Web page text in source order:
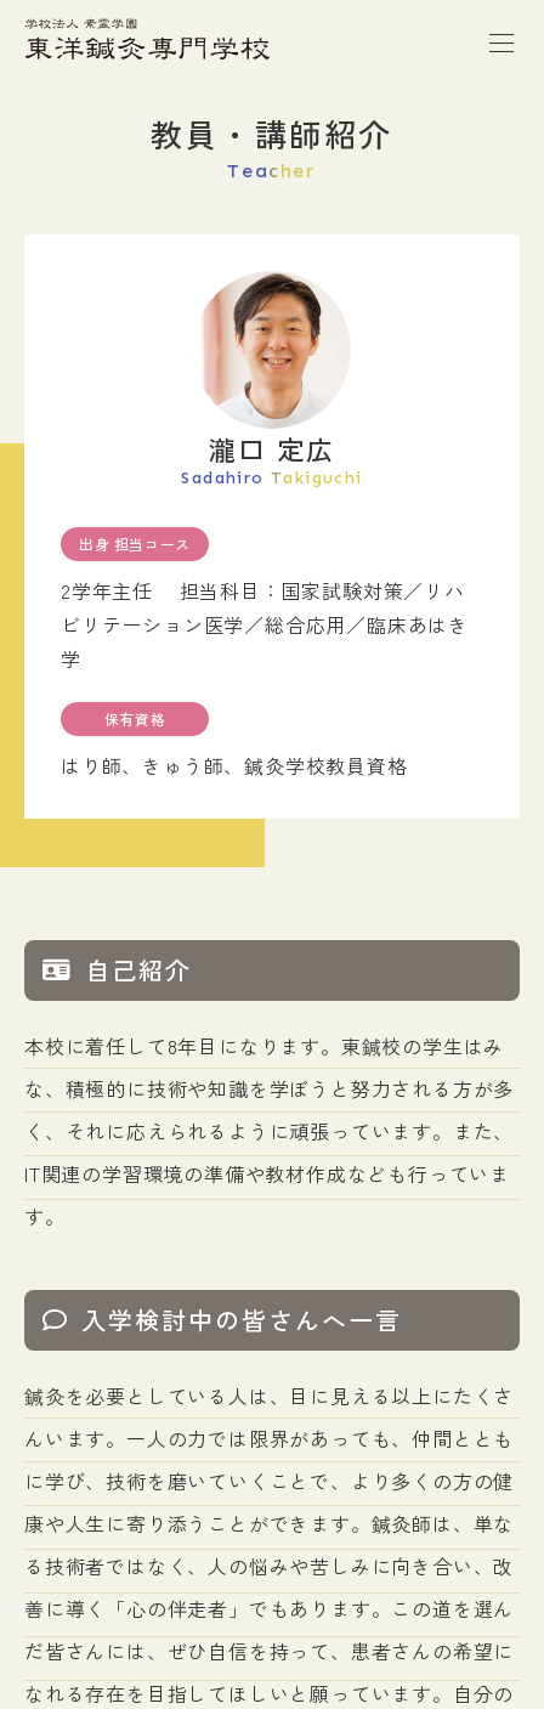
入試情報
イベント
お知らせ
よくある質問
お問い合わせ
個人情報保護方針
教員・講師紹介
Teacher
瀧口 定広
Sadahiro Takiguchi
出身 担当コース
2学年主任 担当科目：国家試験対策／リハ
ビリテーション医学／総合応用／臨床あはき
学
保有資格
はり師、きゅう師、鍼灸学校教員資格
自己紹介
本校に着任して8年目になります。東鍼校の学生はみ
な、積極的に技術や知識を学ぼうと努力される方が多
く、それに応えられるように頑張っています。また、
IT関連の学習環境の準備や教材作成なども行っていま
す。
入学検討中の皆さんへ一言
鍼灸を必要としている人は、目に見える以上にたくさ
んいます。一人の力では限界があっても、仲間ととも
に学び、技術を磨いていくことで、より多くの方の健
康や人生に寄り添うことができます。鍼灸師は、単な
る技術者ではなく、人の悩みや苦しみに向き合い、改
善に導く「心の伴走者」でもあります。この道を選ん
だ皆さんには、ぜひ自信を持って、患者さんの希望に
なれる存在を目指してほしいと願っています。自分の